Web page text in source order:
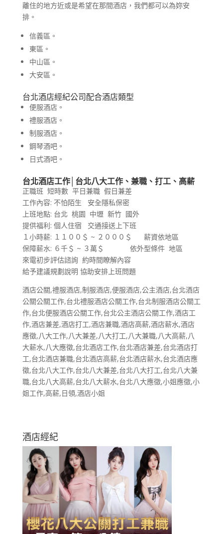
離住的地方近或是希望在那間酒店，我們都可以為妳安
排。
信義區。
東區。
中山區。
大安區。
台北酒店經紀公司配合酒店類型
便服酒店。
禮服酒店。
制服酒店。
鋼琴酒吧。
日式酒吧。
台北酒店工作│台北八大工作、兼職、打工、高薪
正職班 短時數 平日兼職 假日兼差
工作內容: 不怕陌生 安全隱私保密
上班地點: 台北 桃園 中壢 新竹 國外
提供福利: 個人住宿 交通接送上下班
１小時薪: １１００＄ ~ ２０００＄ 薪資依地區
保障薪水: ６千＄ ~ ３萬＄ 依外型條件 地區
來電初步評估諮詢 約時間瞭解內容
給予建議規劃說明 協助安排上班問題
酒店公關,禮服酒店,制服酒店,便服酒店,公主酒店,台北酒店
公關公關工作,台北禮服酒店公關工作,台北制服酒店公關工
作,台北便服酒店公關工作,台北公主酒店公關工作,酒店工
作,酒店兼差,酒店打工,酒店兼職,酒店高薪,酒店薪水,酒店
應徵,八大工作,八大兼差,八大打工,八大兼職,八大高薪,八
大薪水,八大應徵,台北酒店工作,台北酒店兼差,台北酒店打
工,台北酒店兼職,台北酒店高薪,台北酒店薪水,台北酒店應
徵,台北八大工作,台北八大兼差,台北八大打工,台北八大兼
職,台北八大高薪,台北八大薪水,台北八大應徵,小姐應徵,小
姐工作,高薪,日領,酒店小姐
酒店經紀